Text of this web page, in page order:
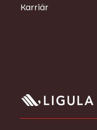
Karriär